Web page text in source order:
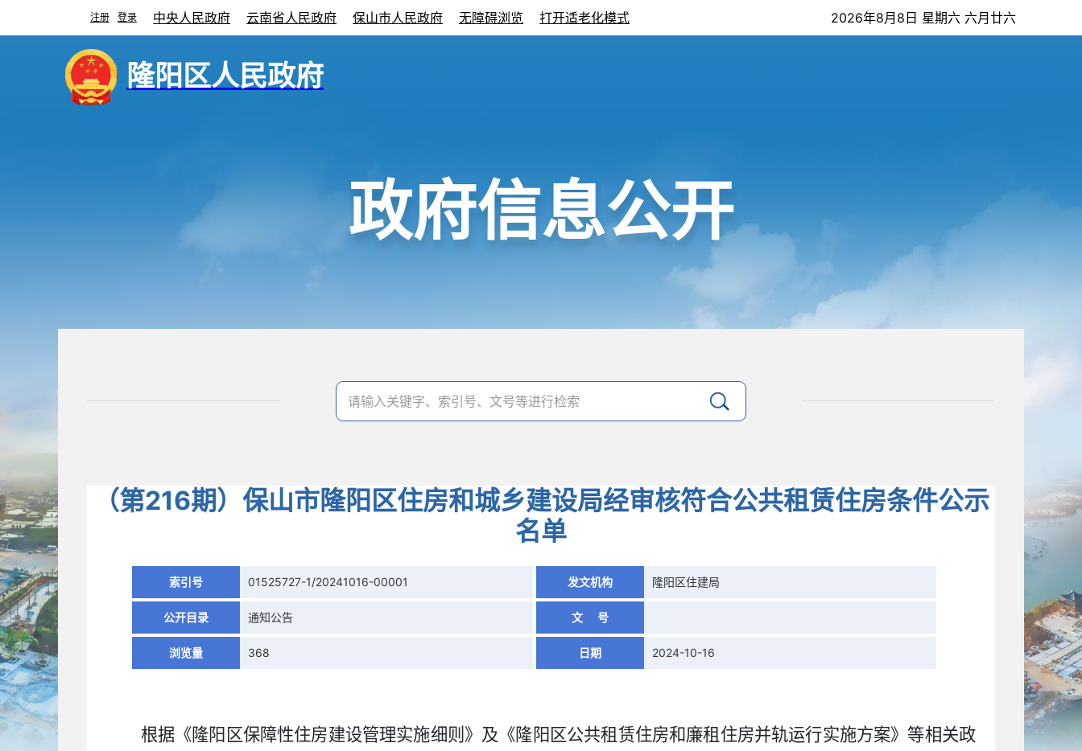
注册 登录 中央人民政府 云南省人民政府 保山市人民政府 无障碍浏览 打开适老化模式 2026年8月8日 星期六 六月廿六
隆阳区人民政府
政府信息公开
（第216期）保山市隆阳区住房和城乡建设局经审核符合公共租赁住房条件公示
名单
索引号 01525727-1/20241016-00001 发文机构 隆阳区住建局
公开目录 通知公告 文 号
浏览量 368 日期 2024-10-16
根据《隆阳区保障性住房建设管理实施细则》及《隆阳区公共租赁住房和廉租住房并轨运行实施方案》等相关政